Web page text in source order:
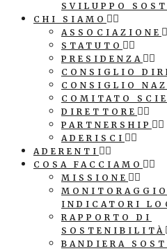
SVILUPPO
CHI SIAMO
ASSOCIAZIONE
STATUTO
PRESIDENZA
CONSIGLIO
CONSIGLIO
COMITATO
DIRETTORE
PARTNERSHIP
ADERISCI
ADERENTI
COSA FACCIAMO
MISSIONE
INDICATORI
RAPPORTO DI
SOSTENIBILITÀ
BANDIERA